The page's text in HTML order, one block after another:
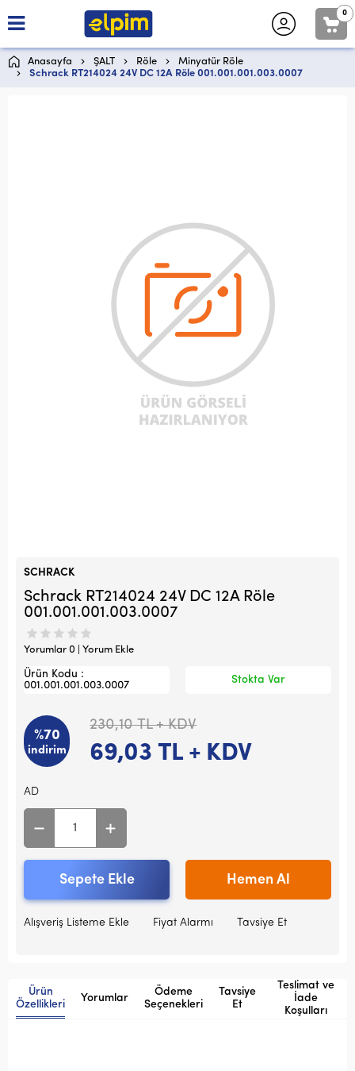
0
Anasayfa ŞALT Röle
Minyatür Röle
Schrack RT214024 24V DC 12A Röle 001.001.001.003.0007
SCHRACK
Schrack RT214024 24V DC 12A Röle
001.001.001.003.0007
Yorumlar 0 | Yorum Ekle
Ürün Kodu :
001.001.001.003.0007
Stokta Var
%70
indirim
230,10TL + KDV
69,03 TL + KDV
AD
Sepete Ekle Hemen Al
Alışveriş Listeme Ekle Fiyat Alarmı Tavsiye Et
Ürün
Özellikleri
Yorumlar
Ödeme
Seçenekleri
Tavsiye
Et
Teslimat ve
İade
Koşulları